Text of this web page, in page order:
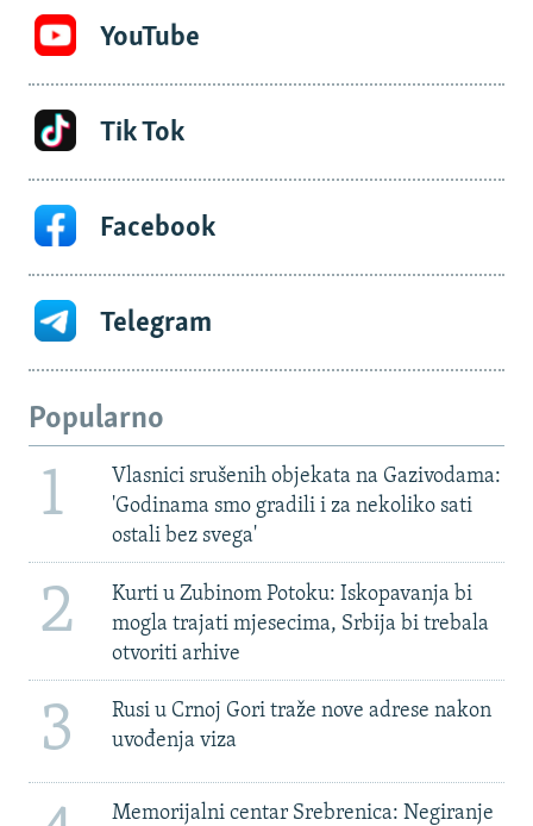
YouTube
Tik Tok
Facebook
Telegram
Popularno
1
Vlasnici srušenih objekata na Gazivodama:
'Godinama smo gradili i za nekoliko sati
ostali bez svega'
2
Kurti u Zubinom Potoku: Iskopavanja bi
mogla trajati mjesecima, Srbija bi trebala
otvoriti arhive
3
Rusi u Crnoj Gori traže nove adrese nakon
uvođenja viza
Memorijalni centar Srebrenica: Negiranje